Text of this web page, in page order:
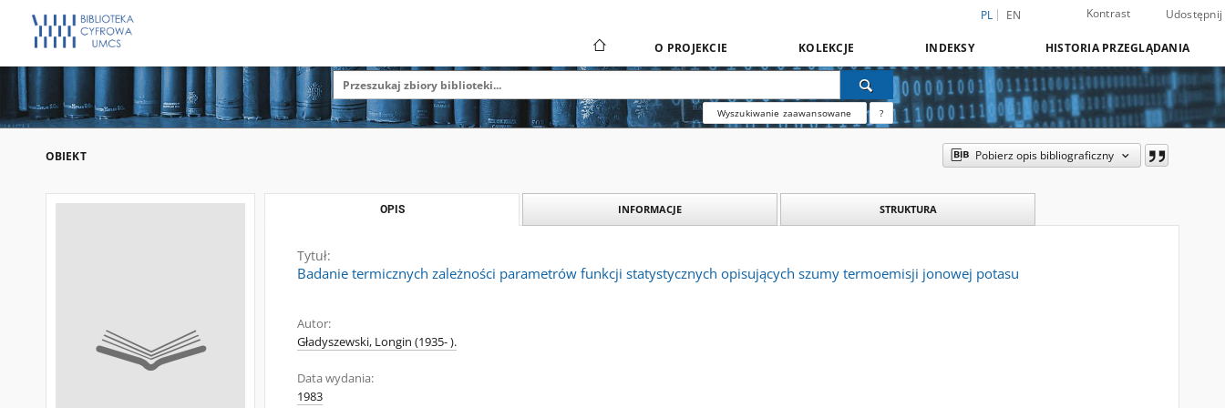
PL EN Kontrast Udostępnij
O PROJEKCIE KOLEKCJE INDEKSY HISTORIA PRZEGLĄDANIA
Wyszukiwanie zaawansowane ?
OBIEKT Pobierz opis bibliograficzny
OPIS INFORMACJE STRUKTURA
Tytuł:
Badanie termicznych zależności parametrów funkcji statystycznych opisujących szumy termoemisji jonowej potasu
Autor:
Gładyszewski, Longin (1935- ).
Data wydania:
1983